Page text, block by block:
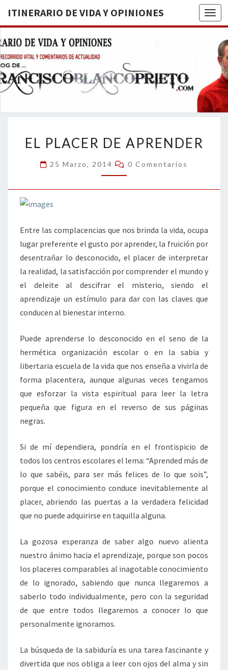
ITINERARIO DE VIDA Y OPINIONES
DE
BREVE
RECORRIDO
VITAL Y
ACTUALIDAD
PLACER
DE
APRENDER
EL PLACER DE APRENDER
25 Marzo, 2014 Comentarios
0 Comentarios
Entre las complacencias que nos brinda la vida, ocupa
lugar preferente el gusto por aprender, la fruición por
desentrañar lo desconocido, el placer de interpretar
la realidad, la satisfacción por comprender el mundo y
el deleite al descifrar el misterio, siendo el
aprendizaje un estímulo para dar con las claves que
conducen al bienestar interno.
Puede aprenderse lo desconocido en el seno de la
hermética organización escolar o en la sabia y
libertaria escuela de la vida que nos enseña a vivirla de
forma placentera, aunque algunas veces tengamos
que esforzar la vista espiritual para leer la letra
pequeña que figura en el reverso de sus páginas
negras.
Si de mí dependiera, pondría en el frontispicio de
todos los centros escolares el lema: “Aprended más de
lo que sabéis, para ser más felices de lo que sois”,
porque el conocimiento conduce inevitablemente al
placer, abriendo las puertas a la verdadera felicidad
que no puede adquirirse en taquilla alguna.
La gozosa esperanza de saber algo nuevo alienta
nuestro ánimo hacia el aprendizaje, porque son pocos
los placeres comparables al inagotable conocimiento
de lo ignorado, sabiendo que nunca llegaremos a
saberlo todo individualmente, pero con la seguridad
de que entre todos llegaremos a conocer lo que
personalmente ignoramos.
La búsqueda de la sabiduría es una tarea fascinante y
divertida que nos obliga a leer con ojos del alma y sin